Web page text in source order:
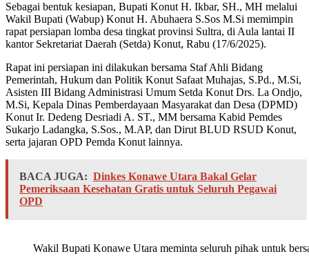
Sebagai bentuk kesiapan, Bupati Konut H. Ikbar, SH., MH melalui
Wakil Bupati (Wabup) Konut H. Abuhaera S.Sos M.Si memimpin
rapat persiapan lomba desa tingkat provinsi Sultra, di Aula lantai II
kantor Sekretariat Daerah (Setda) Konut, Rabu (17/6/2025).
Rapat ini persiapan ini dilakukan bersama Staf Ahli Bidang
Pemerintah, Hukum dan Politik Konut Safaat Muhajas, S.Pd., M.Si,
Asisten III Bidang Administrasi Umum Setda Konut Drs. La Ondjo,
M.Si, Kepala Dinas Pemberdayaan Masyarakat dan Desa (DPMD)
Konut Ir. Dedeng Desriadi A. ST., MM bersama Kabid Pemdes
Sukarjo Ladangka, S.Sos., M.AP, dan Dirut BLUD RSUD Konut,
serta jajaran OPD Pemda Konut lainnya.
BACA JUGA: Dinkes Konawe Utara Bakal Gelar
Pemeriksaan Kesehatan Gratis untuk Seluruh Pegawai
OPD
Wakil Bupati Konawe Utara meminta seluruh pihak untuk